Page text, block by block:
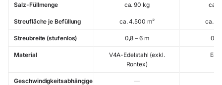
Salz-Füllmenge ca. 90 kg ca.
Streufläche je Befüllung ca. 4.500 m² ca.
Streubreite (stufenlos) 0,8 – 6 m 0,8
Material
V4A-Edelstahl (exkl.
Rontex)
Geschwindigkeitsabhängige
—